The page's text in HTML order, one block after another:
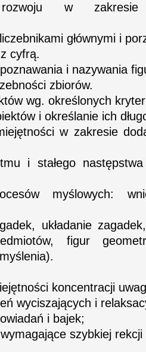
rozwoju w zakresie
głównymi i
cyfrą.
i nazywania
zbiorów.
wg. określonych
i określanie ich
w zakresie
i stałego
myślowych:
układanie
figur
koncentracji
wyciszających i
i bajek;
szybkiej rekcji